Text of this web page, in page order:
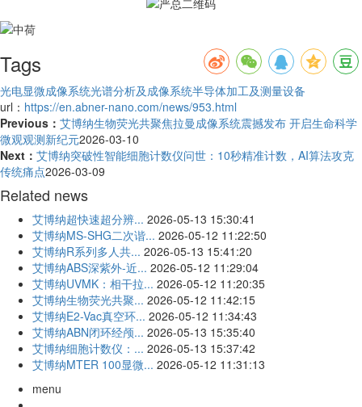
Tags
光电显微成像系统光谱分析及成像系统半导体加工及测量设备
url： https://en.abner-nano.com/news/953.html
Previous： 艾博纳生物荧光共聚焦拉曼成像系统震撼发布 开启生命科学
微观观测新纪元2026-03-10
Next： 艾博纳突破性智能细胞计数仪问世：10秒精准计数，AI算法攻克
传统痛点2026-03-09
Related news
艾博纳超快速超分辨... 2026-05-13 15:30:41
艾博纳MS-SHG二次谐... 2026-05-12 11:22:50
艾博纳R系列多人共... 2026-05-13 15:41:20
艾博纳ABS深紫外-近... 2026-05-12 11:29:04
艾博纳UVMK：相干拉... 2026-05-12 11:20:35
艾博纳生物荧光共聚... 2026-05-12 11:42:15
艾博纳E2-Vac真空环... 2026-05-12 11:34:43
艾博纳ABN闭环经颅... 2026-05-13 15:35:40
艾博纳细胞计数仪：... 2026-05-13 15:37:42
艾博纳MTER 100显微... 2026-05-12 11:31:13
menu